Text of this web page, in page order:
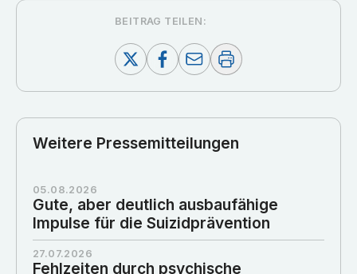
BEITRAG TEILEN:
Weitere Pressemitteilungen
05.08.2026
Gute, aber deutlich ausbaufähige
Impulse für die Suizidprävention
27.07.2026
Fehlzeiten durch psychische